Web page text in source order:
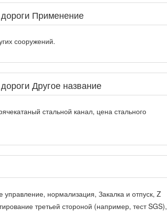
Применение
сооружений.
Другое название
стальной канал, цена стального
управление, нормализация, Закалка и отпуск, Z
третьей стороной (например, тест SGS),